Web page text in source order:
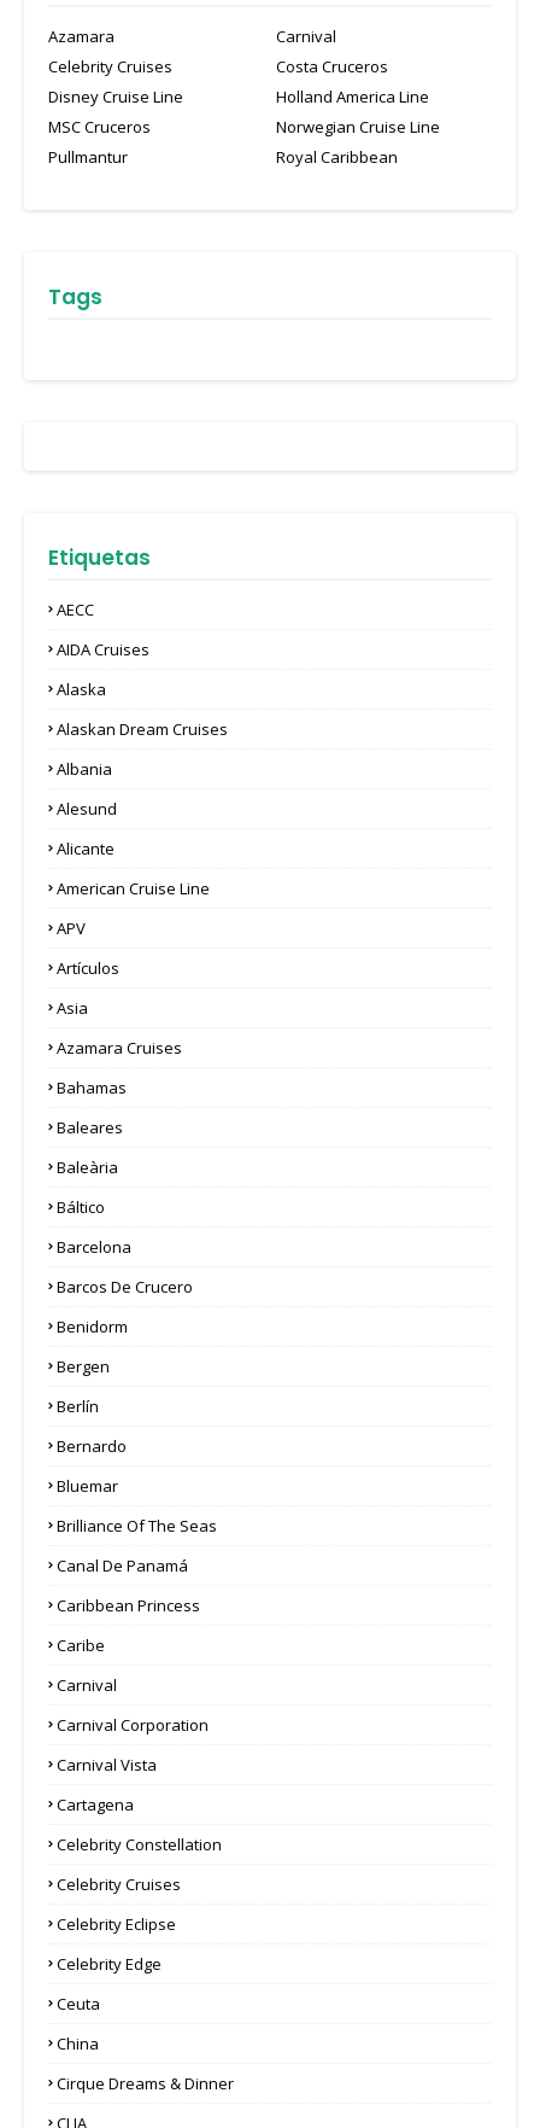
Azamara
Carnival
Celebrity Cruises
Costa Cruceros
Disney Cruise Line
Holland America Line
MSC Cruceros
Norwegian Cruise Line
Pullmantur
Royal Caribbean
Tags
Etiquetas
AECC
AIDA Cruises
Alaska
Alaskan Dream Cruises
Albania
Alesund
Alicante
American Cruise Line
APV
Artículos
Asia
Azamara Cruises
Bahamas
Baleares
Baleària
Báltico
Barcelona
Barcos De Crucero
Benidorm
Bergen
Berlín
Bernardo
Bluemar
Brilliance Of The Seas
Canal De Panamá
Caribbean Princess
Caribe
Carnival
Carnival Corporation
Carnival Vista
Cartagena
Celebrity Constellation
Celebrity Cruises
Celebrity Eclipse
Celebrity Edge
Ceuta
China
Cirque Dreams & Dinner
CLIA